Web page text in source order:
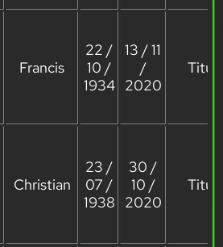
Francis
22 /
10 /
1934
13 / 11
/
2020
Christian
23 /
07 /
1938
30 /
10 /
2020